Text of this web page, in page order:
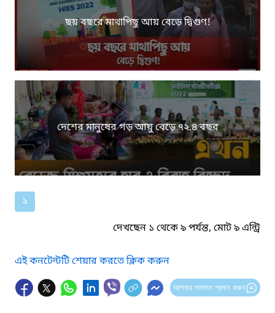
ছয় বছরে মাথাপিছু আয় বেড়ে দ্বিগুণ!
দেশের মানুষের গড় আয়ু বেড়ে ৭২.৪ বছর
১
দেখছেন ১ থেকে ৯ পর্যন্ত, মোট ৯ এন্ট্রি
এই কনটেন্টটি শেয়ার করতে ক্লিক করুন
আপনার মতামত প্রদান করুন